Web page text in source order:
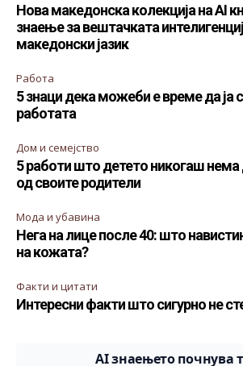
Нова македонска колекција на AI
знаење за вештачката
македонски јазик
Работа
5 знаци дека можеби е време да ја
работата
Дом и семејство
5 работи што детето никогаш нема
од своите родители
Мода и убавина
Нега на лице после 40: што
на кожата?
Факти и цитати
Интересни факти што сигурно не